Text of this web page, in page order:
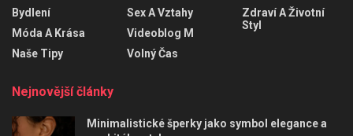
Bydlení
Móda A Krása
Naše Tipy
Sex A Vztahy
Videoblog M
Volný Čas
Zdraví A Životní
Styl
Nejnovější články
Minimalistické šperky jako symbol elegance a